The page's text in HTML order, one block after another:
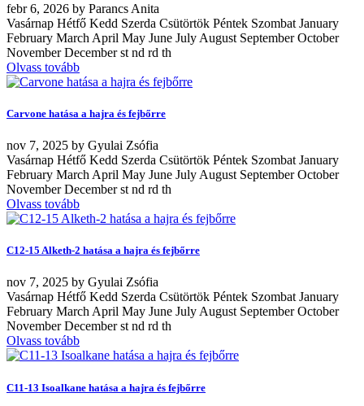
febr6, 2026 by Parancs Anita
Vasárnap Hétfő Kedd Szerda Csütörtök Péntek Szombat January
February March April May June July August September October
November December st nd rd th
Olvass tovább
Carvone hatása a hajra és fejbőrre
nov 7, 2025 by Gyulai Zsófia
Vasárnap Hétfő Kedd Szerda Csütörtök Péntek Szombat January
February March April May June July August September October
November December st nd rd th
Olvass tovább
C12-15 Alketh-2 hatása a hajra és fejbőrre
nov 7, 2025 by Gyulai Zsófia
Vasárnap Hétfő Kedd Szerda Csütörtök Péntek Szombat January
February March April May June July August September October
November December st nd rd th
Olvass tovább
C11-13 Isoalkane hatása a hajra és fejbőrre